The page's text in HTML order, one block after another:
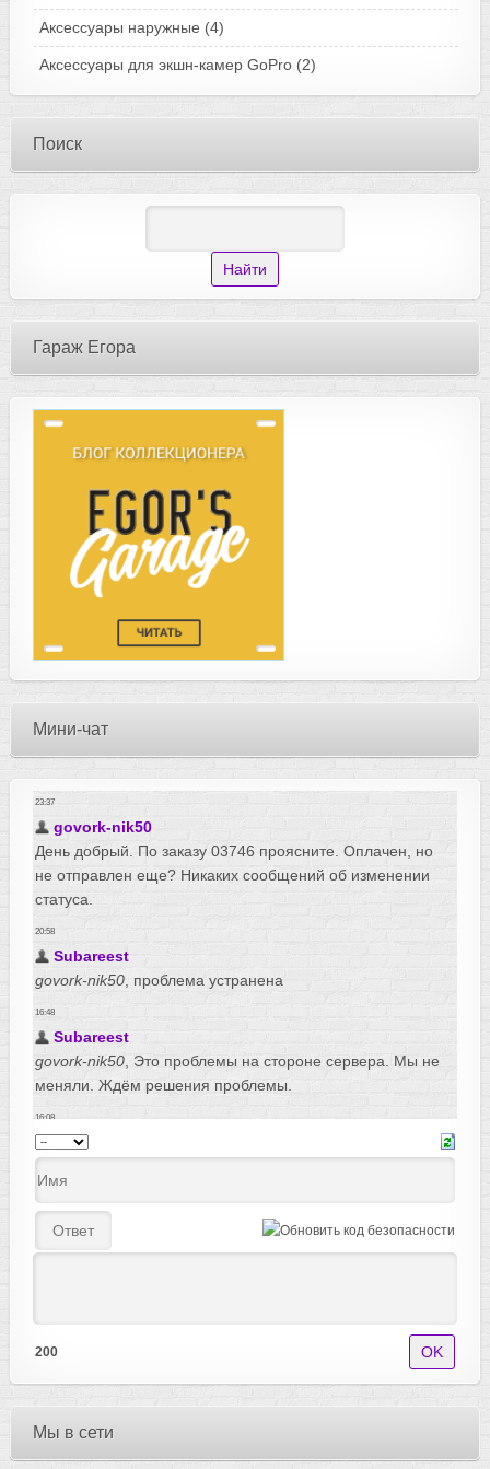
Аксессуары наружные (4)
Аксессуары для экшн-камер GoPro (2)
Поиск
Гараж Егора
Мини-чат
200
Мы в сети